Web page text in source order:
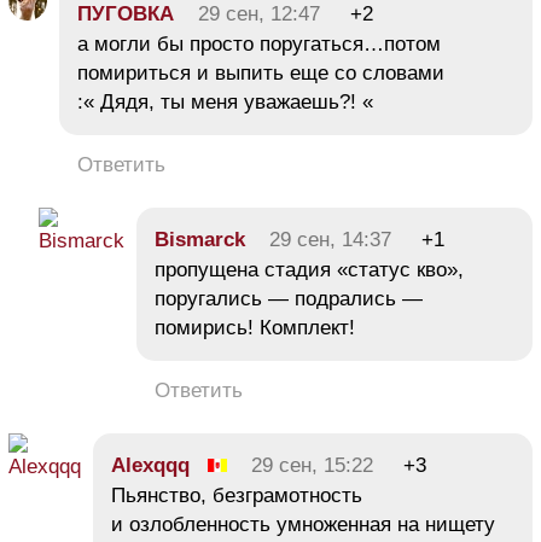
ПУГОВКА 29 сен, 12:47
+2
а могли бы просто поругаться…потом
помириться и выпить еще со словами
:« Дядя, ты меня уважаешь?! «
Ответить
Bismarck 29 сен, 14:37
+1
пропущена стадия «статус кво»,
поругались — подрались —
помирись! Комплект!
Ответить
Alexqqq 29 сен, 15:22
+3
Пьянство, безграмотность
и озлобленность умноженная на нищету